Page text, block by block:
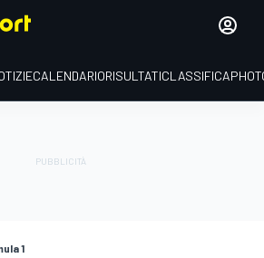
CALENDARIORISULTATICLASSIFICA
1